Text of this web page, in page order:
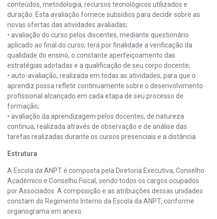
conteúdos, metodologia, recursos tecnológicos utilizados e
duração. Esta avaliação fornece subsídios para decidir sobre as
novas ofertas das atividades avaliadas;
• avaliação do curso pelos discentes, mediante questionário
aplicado ao final do curso; terá por finalidade a verificação da
qualidade do ensino, o constante aperfeiçoamento das
estratégias adotadas e a qualificação de seu corpo docente;
• auto-avaliação, realizada em todas as atividades, para que o
aprendiz possa refletir continuamente sobre o desenvolvimento
profissional alcançado em cada etapa de seu processo de
formação;
• avaliação da aprendizagem pelos docentes, de natureza
contínua, realizada através de observação e de análise das
tarefas realizadas durante os cursos presenciais e a distância.
Estrutura
A Escola da ANPT é composta pela Diretoria Executiva, Conselho
Acadêmico e Conselho Fiscal, sendo todos os cargos ocupados
por Associados. A composição e as atribuições dessas unidades
constam do Regimento Interno da Escola da ANPT, conforme
organograma em anexo.